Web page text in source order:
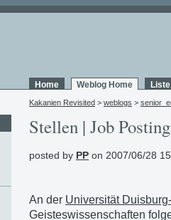
Home Weblog Home
Kakanien Revisited > weblogs >
Stellen | Job
posted by PP on 2007/06/28
An der Universität
Geisteswissenschaften